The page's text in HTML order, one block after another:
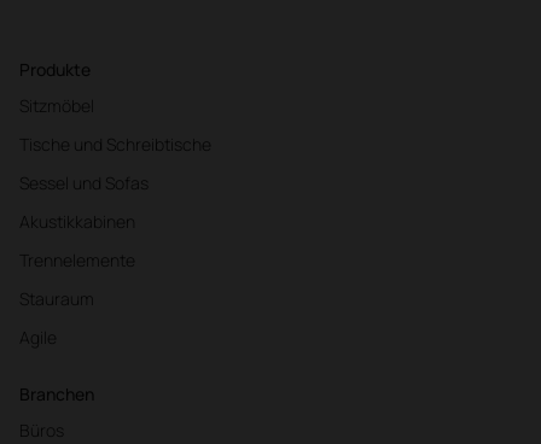
Produkte
Sitzmöbel
Tische und Schreibtische
Sessel und Sofas
Akustikkabinen
Trennelemente
Stauraum
Agile
Branchen
Büros